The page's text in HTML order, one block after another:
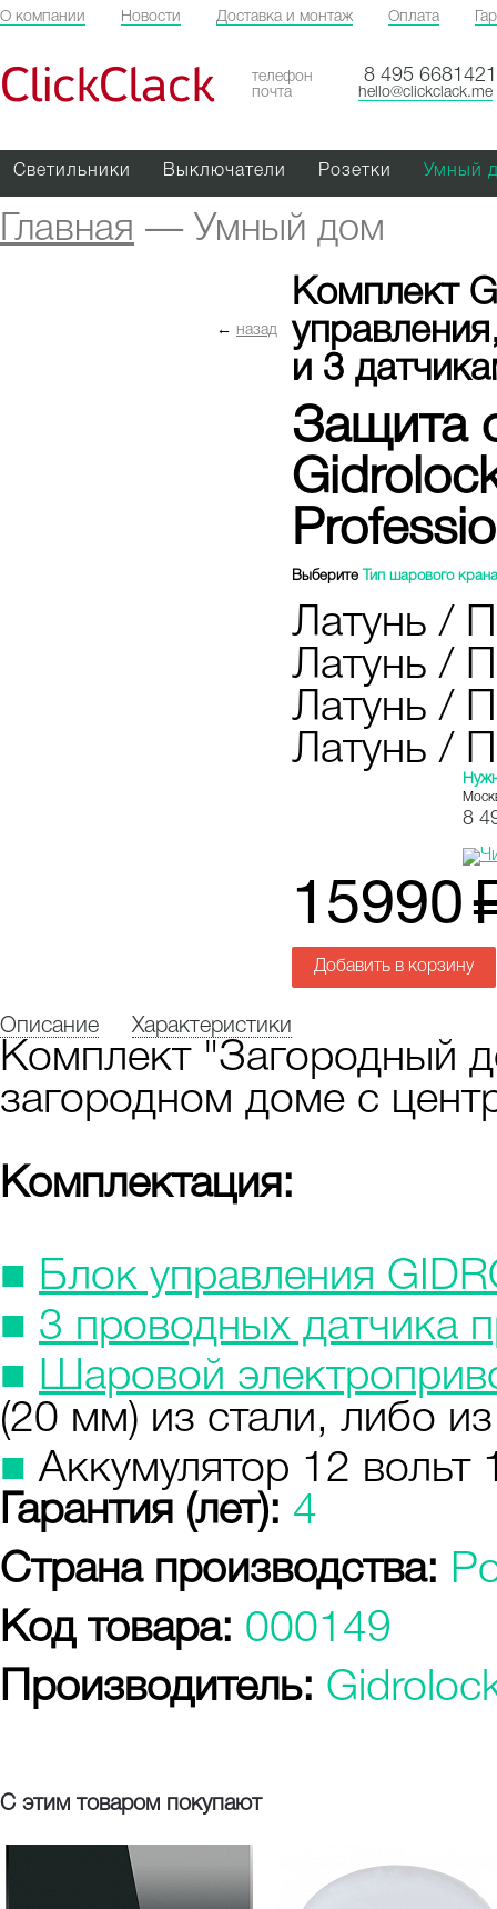
О компании Новости Доставка и монтаж Оплата
ClickClack телефон 8 495 6681421
почта hello@clickclack.me
Светильники Выключатели Розетки Умный
Главная — Умный дом
← назад
Комплект
и 3
Защита
Выберите Тип шарового крана
Латунь /
Латунь /
Латунь /
Латунь /
8
15990
Добавить в корзину
Описание Характеристики
Комплект "Загородный
загородном доме с
Комплектация:
■ Блок управления
■ 3 проводных датчика
■ Шаровой
(20 мм) из стали, либо
■ Аккумулятор 12 вольт
Гарантия (лет): 4
Страна производства:
Код товара: 000149
Производитель:
С этим товаром покупают